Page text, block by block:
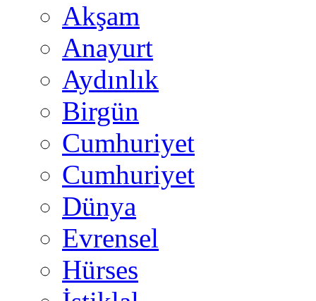
Akşam
Anayurt
Aydınlık
Birgün
Cumhuriyet
Cumhuriyet
Dünya
Evrensel
Hürses